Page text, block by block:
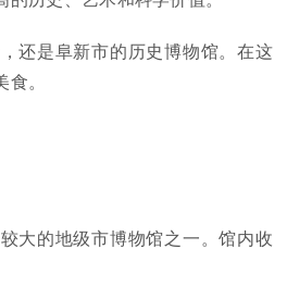
还是阜新市的历史博物馆。在这
。
大的地级市博物馆之一。馆内收